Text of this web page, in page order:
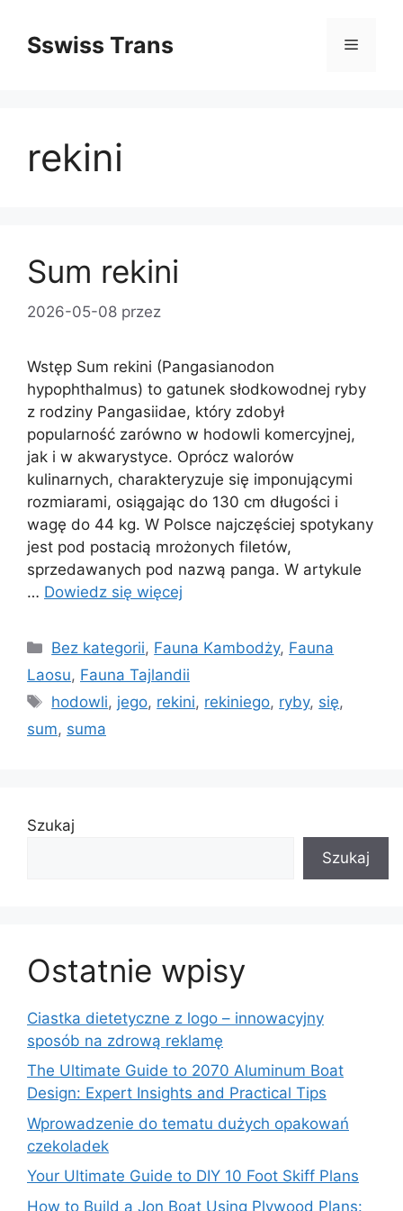
treściSswiss Trans Menu
rekini
Sum rekini
2026-05-08 przez
Wstęp Sum rekini (Pangasianodon
hypophthalmus) to gatunek słodkowodnej ryby
z rodziny Pangasiidae, który zdobył
popularność zarówno w hodowli komercyjnej,
jak i w akwarystyce. Oprócz walorów
kulinarnych, charakteryzuje się imponującymi
rozmiarami, osiągając do 130 cm długości i
wagę do 44 kg. W Polsce najczęściej spotykany
jest pod postacią mrożonych filetów,
sprzedawanych pod nazwą panga. W artykule
… Dowiedz się więcej
Kategorie
Bez kategorii, Fauna Kambodży, Fauna
Laosu, Fauna Tajlandii
Tagi
hodowli, jego, rekini, rekiniego, ryby, się,
sum, suma
Szukaj
Szukaj
Ostatnie wpisy
Ciastka dietetyczne z logo – innowacyjny
sposób na zdrową reklamę
The Ultimate Guide to 2070 Aluminum Boat
Design: Expert Insights and Practical Tips
Wprowadzenie do tematu dużych opakowań
czekoladek
Your Ultimate Guide to DIY 10 Foot Skiff Plans
How to Build a Jon Boat Using Plywood Plans: